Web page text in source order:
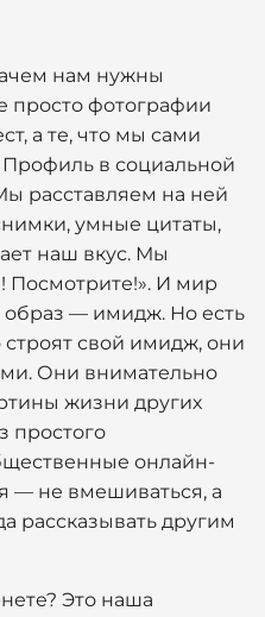
нам нужны
просто фотографии
а те, что мы сами
в социальной
расставляем на ней
умные цитаты,
наш вкус. Мы
Посмотрите!». И мир
образ — имидж. Но есть
свой имидж, они
Они внимательно
жизни других
простого
онлайн-
— не вмешиваться, а
рассказывать другим
Это наша